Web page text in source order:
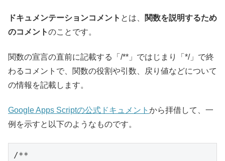
ドキュメンテーションコメント とは、
関数を説明するため
のコメントのことです。
関数の宣言の直前に記載する「/**」ではじまり「*/」で終
わるコメントで、関数の役割や引数、戻り値などについて
の情報を記載します。
Google Apps Scriptの公式ドキュメント から拝借して、一
例を示すと以下のようなものです。
/**